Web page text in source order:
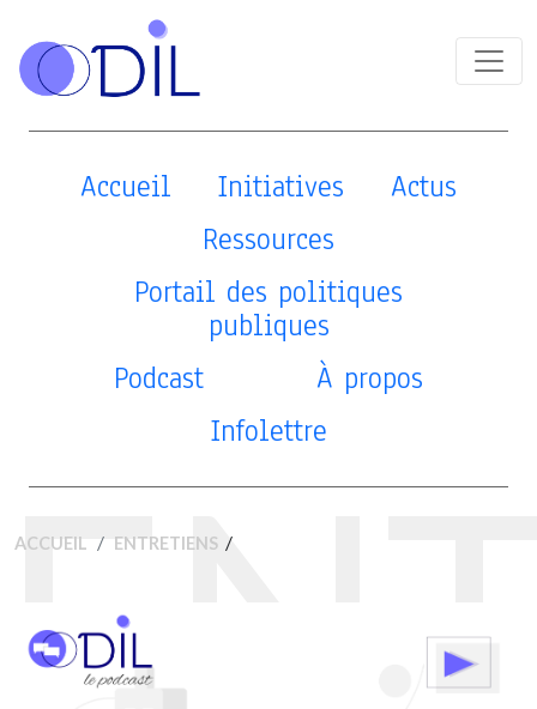
Accueil Initiatives
Actus
Ressources
Portail des politiques
publiques
Podcast
À propos
Infolettre
ACCUEIL ENTRETIENS /